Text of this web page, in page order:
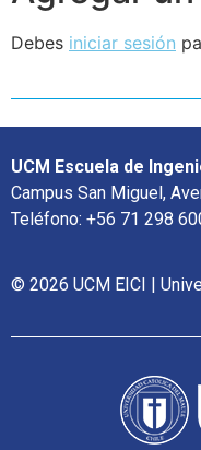
Debes iniciar sesión
UCM Escuela de
Campus San Miguel,
Teléfono: +56 71 298
© 2026 UCM EICI |